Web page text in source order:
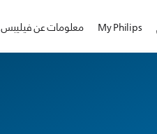
My Philips معلومات عن فيليبس